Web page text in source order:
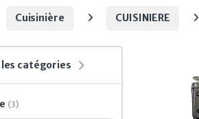
Cuisinière CUISINIERE
catégories
(3)